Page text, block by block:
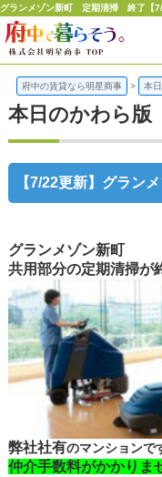
グランメゾン新町 定期清掃 終了【7/
府中の賃貸なら明星商事 > 本
本日のかわら版
【7/22更新】グラ
グランメゾン新町
共用部分の定期清掃が
弊社社有のマンションで
仲介手数料がかかりま